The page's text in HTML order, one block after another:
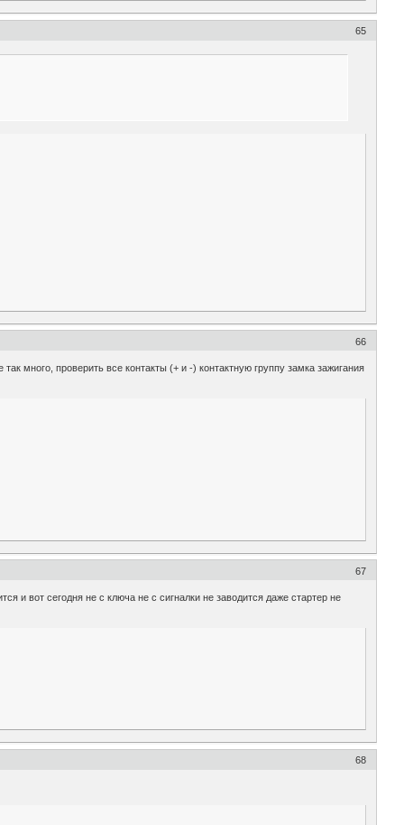
65
66
много, проверить все контакты (+ и -) контактную группу замка зажигания
67
и вот сегодня не с ключа не с сигналки не заводится даже стартер не
68